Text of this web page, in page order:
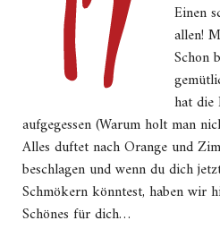
Einen
allen!
Schon
hat die
aufgegessen (Warum holt man
Alles duftet nach Orange und
beschlagen und wenn du dich
Schmökern könntest, haben wir
Schönes für dich…